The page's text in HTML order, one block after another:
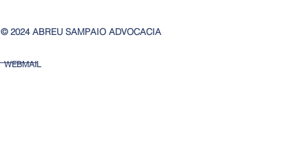
© 2024 ABREU SAMPAIO ADVOCACIA
WEBMAIL